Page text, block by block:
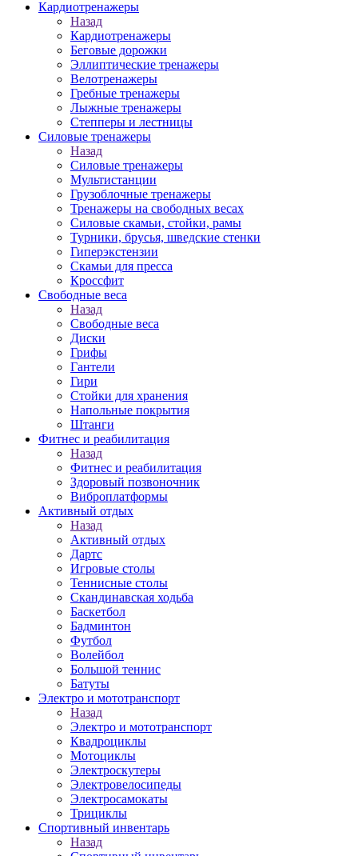
Кардиотренажеры
Назад
Кардиотренажеры
Беговые дорожки
Эллиптические тренажеры
Велотренажеры
Гребные тренажеры
Лыжные тренажеры
Степперы и лестницы
Силовые тренажеры
Назад
Силовые тренажеры
Мультистанции
Грузоблочные тренажеры
Тренажеры на свободных весах
Силовые скамьи, стойки, рамы
Турники, брусья, шведские стенки
Гиперэкстензии
Скамьи для пресса
Кроссфит
Свободные веса
Назад
Свободные веса
Диски
Грифы
Гантели
Гири
Стойки для хранения
Напольные покрытия
Штанги
Фитнес и реабилитация
Назад
Фитнес и реабилитация
Здоровый позвоночник
Виброплатформы
Активный отдых
Назад
Активный отдых
Дартс
Игровые столы
Теннисные столы
Скандинавская ходьба
Баскетбол
Бадминтон
Футбол
Волейбол
Большой теннис
Батуты
Электро и мототранспорт
Назад
Электро и мототранспорт
Квадроциклы
Мотоциклы
Электроскутеры
Электровелосипеды
Электросамокаты
Трициклы
Спортивный инвентарь
Назад